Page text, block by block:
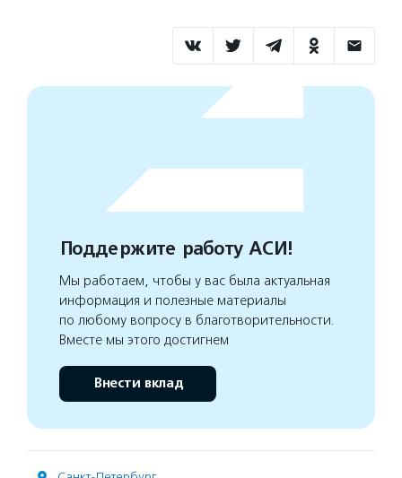
Поддержите работу АСИ!
Мы работаем, чтобы у вас была актуальная
информация и полезные материалы
по любому вопросу в благотворительности.
Вместе мы этого достигнем
Внести вклад